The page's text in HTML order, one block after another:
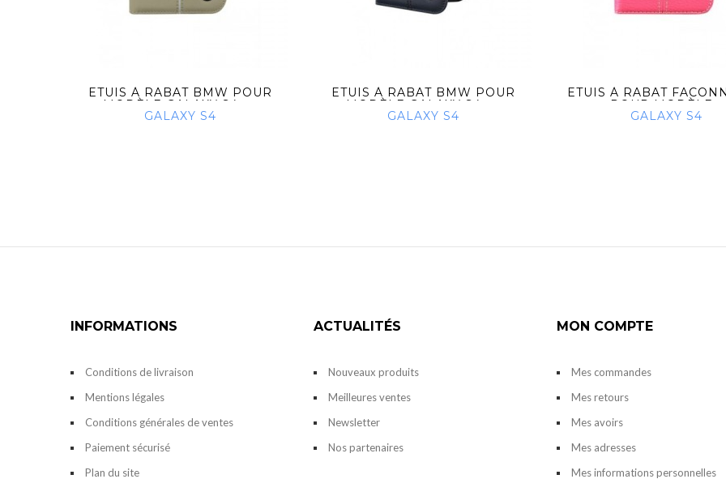
ETUIS À RABAT BMW POUR
MODÈLE GALAXY S4 -...
GALAXY S4
ETUIS À RABAT BMW POUR
MODÈLE GALAXY S4 -...
GALAXY S4
ETUIS À RABAT
POUR MODÈLE...
GALAXY S4
INFORMATIONS
Conditions de livraison
Mentions légales
Conditions générales de ventes
Paiement sécurisé
Plan du site
ACTUALITÉS
Nouveaux produits
Meilleures ventes
Newsletter
Nos partenaires
MON COMPTE
Mes commandes
Mes retours
Mes avoirs
Mes adresses
Mes informations personnelles